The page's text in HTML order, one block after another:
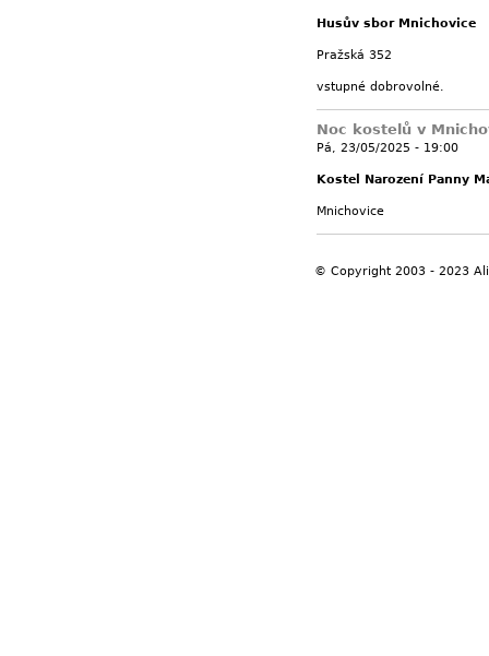
Husův sbor Mnichovice
Pražská 352
vstupné dobrovolné.
Noc kostelů v
Pá, 23/05/2025 - 19:00
Kostel Narození Panny
Mnichovice
© Copyright 2003 - 2023